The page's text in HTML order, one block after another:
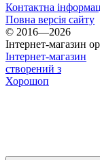
Контактна
Повна версія сайту
© 2016—2026
Інтернет-магазин
Інтернет-магазин
створений з
Хорошоп